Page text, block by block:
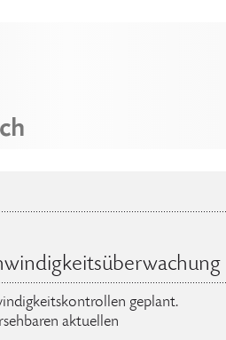
geplant.
aktuellen